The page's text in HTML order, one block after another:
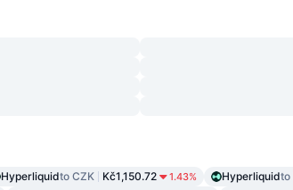
Hyperliquidto CZK Kč1,150.72 1.43% Hyperliquidto